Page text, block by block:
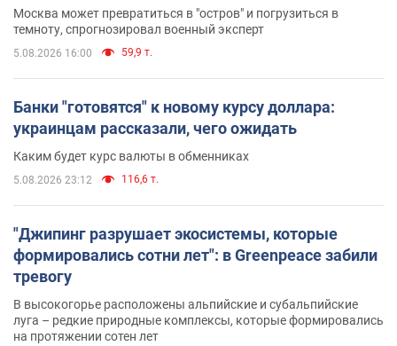
Москва может превратиться в "остров" и погрузиться в
темноту, спрогнозировал военный эксперт
5.08.2026 16:00 59,9 т.
Банки "готовятся" к новому курсу доллара:
украинцам рассказали, чего ожидать
Каким будет курс валюты в обменниках
5.08.2026 23:12 116,6 т.
"Джипинг разрушает экосистемы, которые
формировались сотни лет": в Greenpeace забили
тревогу
В высокогорье расположены альпийские и субальпийские
луга – редкие природные комплексы, которые формировались
на протяжении сотен лет